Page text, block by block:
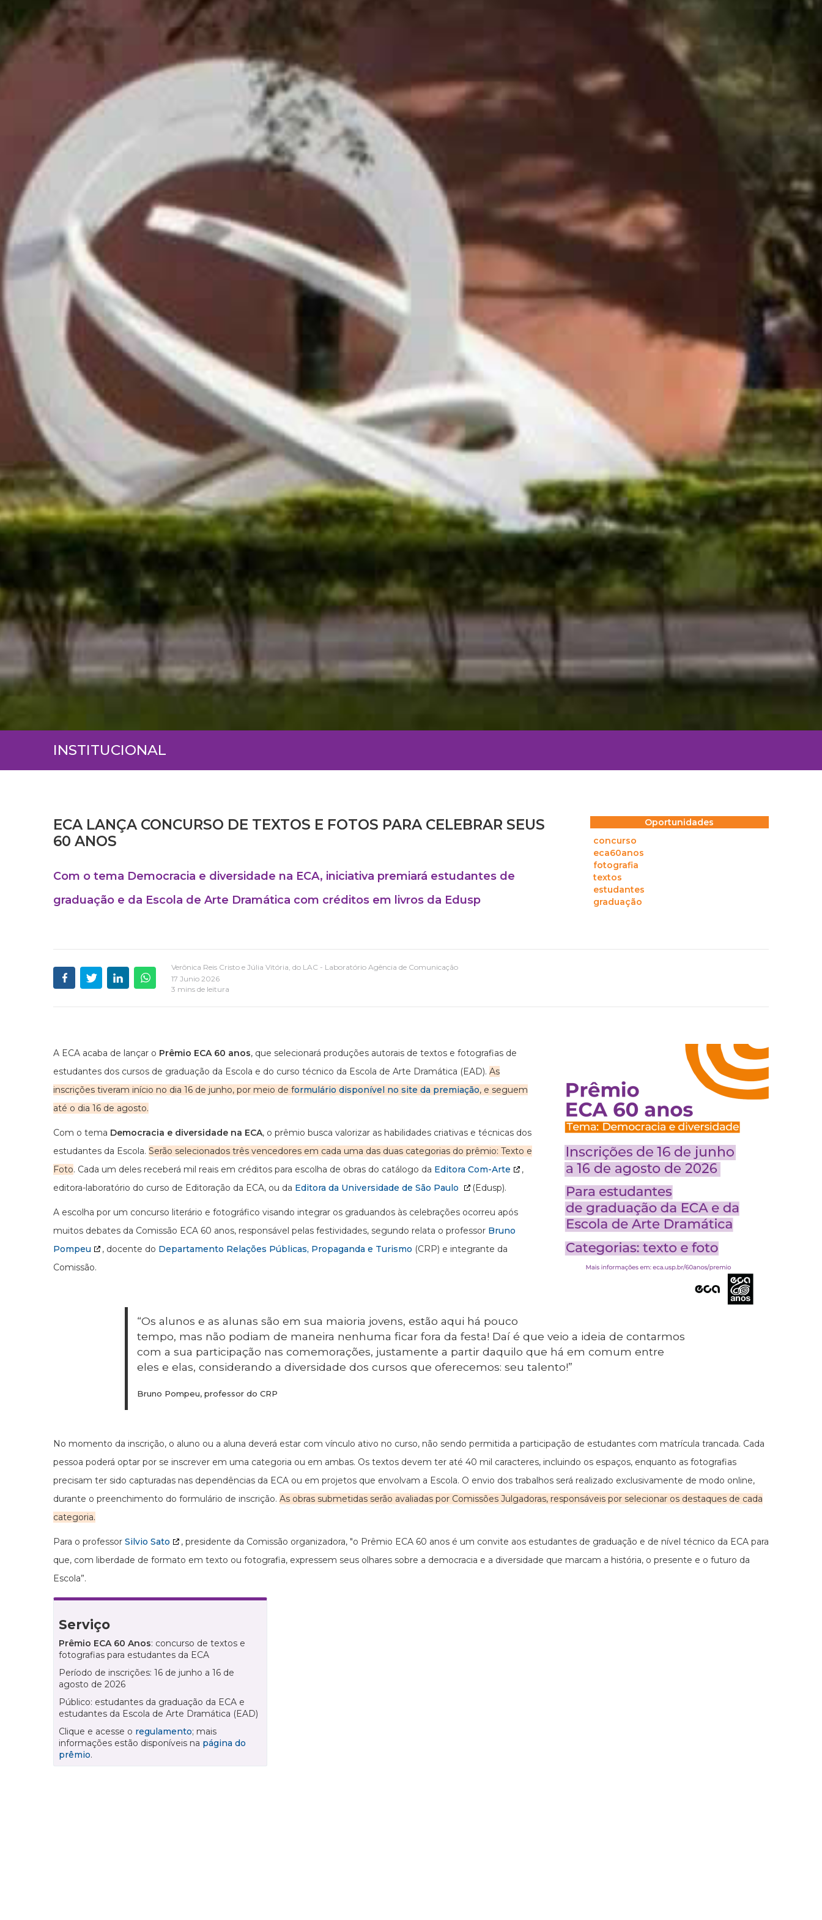
INSTITUCIONAL
ECA LANÇA CONCURSO DE TEXTOS E FOTOS PARA CELEBRAR SEUS
60 ANOS
Com o tema Democracia e diversidade na ECA, iniciativa premiará estudantes de
graduação e da Escola de Arte Dramática com créditos em livros da Edusp
Oportunidades
concurso
eca60anos
fotografia
textos
estudantes
graduação
Verônica Reis Cristo e Júlia Vitória, do LAC - Laboratório Agência de Comunicação
17 Junio 2026
3 mins de leitura
A ECA acaba de lançar o Prêmio ECA 60 anos, que selecionará produções autorais de textos e fotografias de
estudantes dos cursos de graduação da Escola e do curso técnico da Escola de Arte Dramática (EAD). As
inscrições tiveram início no dia 16 de junho, por meio de formulário disponível no site da premiação, e seguem
até o dia 16 de agosto.
Com o tema Democracia e diversidade na ECA, o prêmio busca valorizar as habilidades criativas e técnicas dos
estudantes da Escola. Serão selecionados três vencedores em cada uma das duas categorias do prêmio: Texto e
Foto. Cada um deles receberá mil reais em créditos para escolha de obras do catálogo da Editora Com-Arte
,
editora-laboratório do curso de Editoração da ECA, ou da Editora da Universidade de São Paulo (Edusp).
A escolha por um concurso literário e fotográfico visando integrar os graduandos às celebrações ocorreu após
muitos debates da Comissão ECA 60 anos, responsável pelas festividades, segundo relata o professor Bruno
Pompeu
, docente do Departamento Relações Públicas, Propaganda e Turismo (CRP) e integrante da
Comissão.
“Os alunos e as alunas são em sua maioria jovens, estão aqui há pouco
tempo, mas não podiam de maneira nenhuma ficar fora da festa! Daí é que veio a ideia de contarmos
com a sua participação nas comemorações, justamente a partir daquilo que há em comum entre
eles e elas, considerando a diversidade dos cursos que oferecemos: seu talento!”
Bruno Pompeu, professor do CRP
No momento da inscrição, o aluno ou a aluna deverá estar com vínculo ativo no curso, não sendo permitida a participação de estudantes com matrícula trancada. Cada
pessoa poderá optar por se inscrever em uma categoria ou em ambas. Os textos devem ter até 40 mil caracteres, incluindo os espaços, enquanto as fotografias
precisam ter sido capturadas nas dependências da ECA ou em projetos que envolvam a Escola. O envio dos trabalhos será realizado exclusivamente de modo online,
durante o preenchimento do formulário de inscrição. As obras submetidas serão avaliadas por Comissões Julgadoras, responsáveis por selecionar os destaques de cada
categoria.
Para o professor Silvio Sato
, presidente da Comissão organizadora, "o Prêmio ECA 60 anos é um convite aos estudantes de graduação e de nível técnico da ECA para
que, com liberdade de formato em texto ou fotografia, expressem seus olhares sobre a democracia e a diversidade que marcam a história, o presente e o futuro da
Escola”.
Serviço
Prêmio ECA 60 Anos: concurso de textos e
fotografias para estudantes da ECA
Período de inscrições: 16 de junho a 16 de
agosto de 2026
Público: estudantes da graduação da ECA e
estudantes da Escola de Arte Dramática (EAD)
Clique e acesse o regulamento; mais
informações estão disponíveis na página do
prêmio.